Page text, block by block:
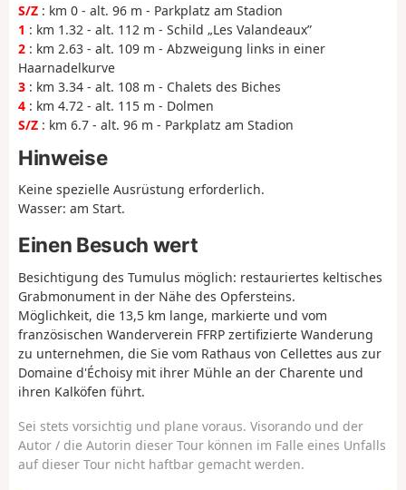
S/Z : km 0 - alt. 96 m - Parkplatz am Stadion
1 : km 1.32 - alt. 112 m - Schild „Les Valandeaux”
2 : km 2.63 - alt. 109 m - Abzweigung links in einer
Haarnadelkurve
3 : km 3.34 - alt. 108 m - Chalets des Biches
4 : km 4.72 - alt. 115 m - Dolmen
S/Z : km 6.7 - alt. 96 m - Parkplatz am Stadion
Hinweise
Keine spezielle Ausrüstung erforderlich.
Wasser: am Start.
Einen Besuch wert
Besichtigung des Tumulus möglich: restauriertes keltisches
Grabmonument in der Nähe des Opfersteins.
Möglichkeit, die 13,5 km lange, markierte und vom
französischen Wanderverein FFRP zertifizierte Wanderung
zu unternehmen, die Sie vom Rathaus von Cellettes aus zur
Domaine d'Échoisy mit ihrer Mühle an der Charente und
ihren Kalköfen führt.
Sei stets vorsichtig und plane voraus. Visorando und der
Autor / die Autorin dieser Tour können im Falle eines Unfalls
auf dieser Tour nicht haftbar gemacht werden.